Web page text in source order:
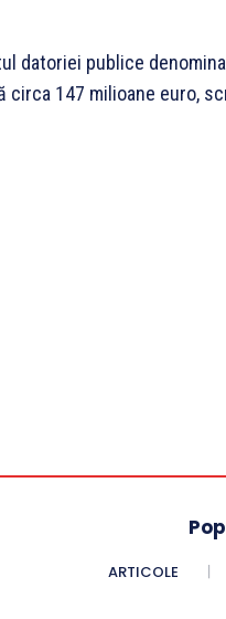
datoriei publice
circa 147 milioane euro,
ARTICOLE